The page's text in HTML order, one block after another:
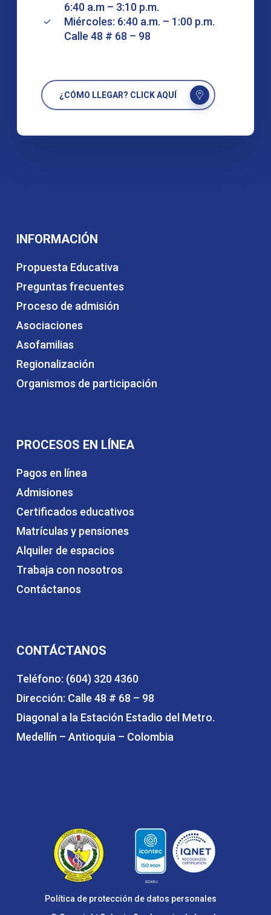
6:40 a.m – 3:10 p.m.
Miércoles: 6:40 a.m. – 1:00 p.m.
Calle 48 # 68 – 98
¿CÓMO LLEGAR? CLICK AQUÍ
INFORMACIÓN
Propuesta Educativa
Preguntas frecuentes
Proceso de admisión
Asociaciones
Asofamilias
Regionalización
Organismos de participación
PROCESOS EN LÍNEA
Pagos en línea
Admisiones
Certificados educativos
Matrículas y pensiones
Alquiler de espacios
Trabaja con nosotros
Contáctanos
CONTÁCTANOS
Teléfono: (604) 320 4360
Dirección: Calle 48 # 68 – 98
Diagonal a la Estación Estadio del Metro.
Medellín – Antioquia – Colombia
Política de protección de datos personales